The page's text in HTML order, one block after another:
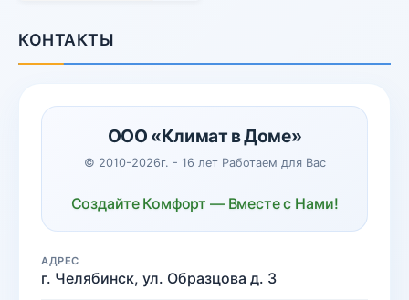
КОНТАКТЫ
ООО «Климат в Доме»
© 2010-2026г. - 16 лет Работаем для Вас
Создайте Комфорт — Вместе с Нами!
АДРЕС
г. Челябинск, ул. Образцова д. 3